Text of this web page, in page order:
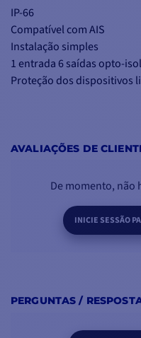
IP-66
Compatível com AIS
Instalação simples
1 entrada 6 saídas opto-
Proteção dos dispositivos
AVALIAÇÕES DE
De momento, não
INICIE SESSÃO
PERGUNTAS /